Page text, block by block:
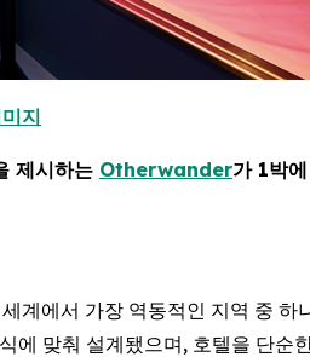
지
제시하는 Otherwander가 1박
에서 가장 역동적인 지역 중 하
맞춰 설계됐으며, 호텔을 단